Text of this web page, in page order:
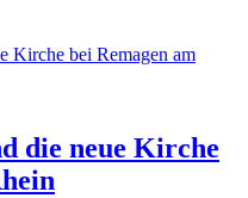
die neue Kirche